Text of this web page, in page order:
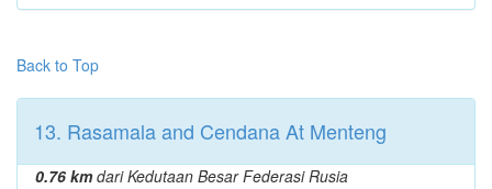
Back to Top
13. Rasamala and Cendana At Menteng
0.76 kmdari Kedutaan Besar Federasi Rusia